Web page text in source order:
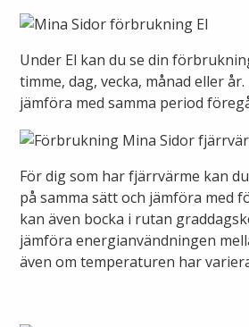
VA & Renhållning
Vanliga frågor
Aktuella vattennivåer
Arkiv
Energiflödet
Lights in Alingsås
Sponsring
Jobba hos oss
Under El kan du se din
timme, dag, vecka, månad eller
jämföra med samma period
För dig som har fjärrvärme kan
på samma sätt och jämföra med
kan även bocka i rutan
jämföra energianvändningen
även om temperaturen har